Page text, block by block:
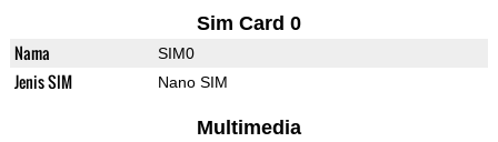
Sim Card 0
Nama SIM0
Jenis SIM Nano SIM
Multimedia